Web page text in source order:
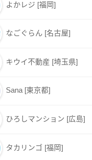
よかレジ [福岡]
なごぐらん [名古屋]
キウイ不動産 [埼玉県]
Sana [東京都]
ひろしマンション [広島]
タカリンゴ [福岡]